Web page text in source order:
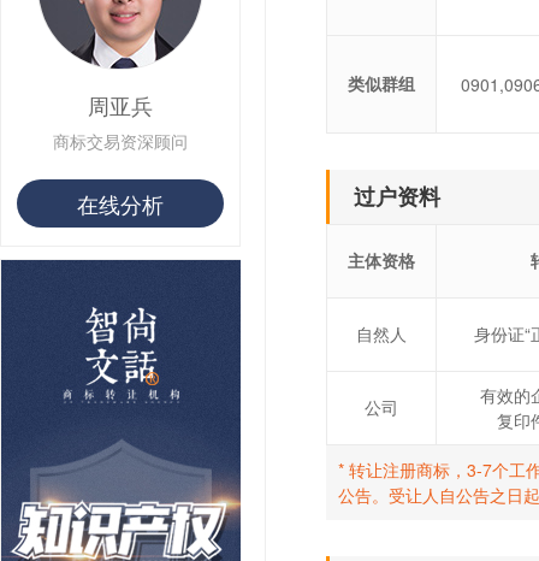
周亚兵
商标交易资深顾问
在线分析
类似群组
过户资料
主体资格
自然人 身份证“
公司
有效的
复印
* 转让注册商标，3-7个工
公告。受让人自公告之日